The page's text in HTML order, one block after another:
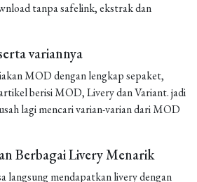
tanpa safelink, ekstrak dan
variannya
MOD dengan lengkap sepaket,
berisi MOD, Livery dan Variant. jadi
lagi mencari varian-varian dari MOD
Berbagai Livery Menarik
langsung mendapatkan livery dengan